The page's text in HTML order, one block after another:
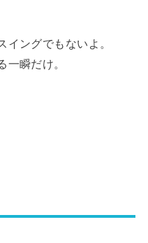
イングでもないよ。
一瞬だけ。